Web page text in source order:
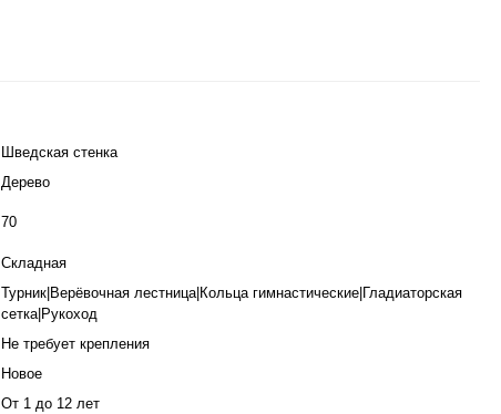
Шведская стенка
Дерево
70
Складная
Турник|Верёвочная лестница|Кольца гимнастические|Гладиаторская
сетка|Рукоход
Не требует крепления
Новое
От 1 до 12 лет